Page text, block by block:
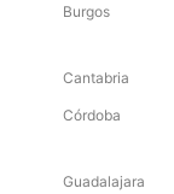
Burgos
Cantabria
Córdoba
Guadalajara